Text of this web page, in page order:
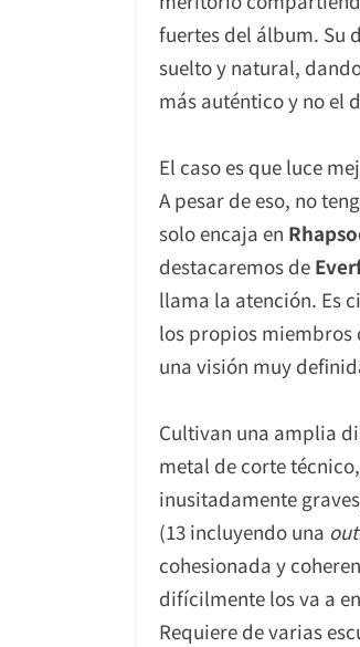
fuertes del álbum. Su
suelto y natural,
más auténtico y no el
El caso es que luce
A pesar de eso, no
solo encaja en
destacaremos de
llama la atención. Es
los propios miembros
una visión muy
Cultivan una amplia
metal de corte
inusitadamente
(13 incluyendo una
cohesionada y
difícilmente los va a
Requiere de varias